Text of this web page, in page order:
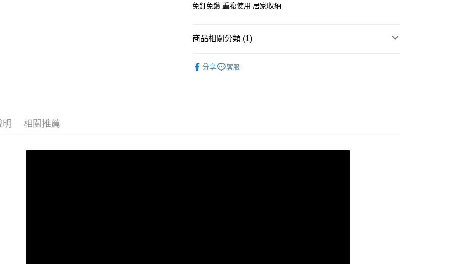
全家付款取貨
7-11付款取貨
免釘免鑽 重複使用 居家收納
商品相關分類 (1)
分享
客服
明 相關推薦